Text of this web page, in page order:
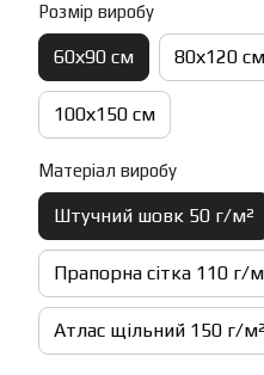
Розмір виробу
60х90 см 80х120 см
100х150 см
Матеріал виробу
Штучний шовк 50 г/м²
Прапорна сітка 110 г/
Атлас щільний 150 г/м²